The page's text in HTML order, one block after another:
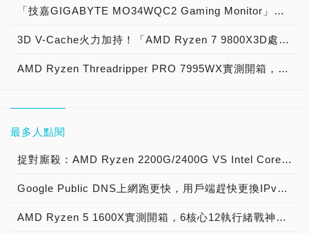
「技嘉GIGABYTE MO34WQC2 Gaming Monitor」產品開箱，「34吋 240Hz 2K QD-OLED」戰術級曲面電競顯示器！
3D V-Cache火力加持！「AMD Ryzen 7 9800X3D處理器」實測開箱，8核心16執行緒104MB快取「史上最強遊戲CPU」震撼登場！
AMD Ryzen Threadripper PRO 7995WX實測開箱，史上最強96核心192執行緒 採用sTR5/SP6腳位 對應TRX50、WRX90主機板 次世代 HEDT高階桌機處理器重裝上陣！
最多人點閱
捉對廝殺：AMD Ryzen 2200G/2400G VS Intel Core i3-8100/i5-8400
Google Public DNS上網跑更快，用戶端趕快更換IPv4 DNS設定8.8.8.8與8.8.4.4
AMD Ryzen 5 1600X實測開箱，6核心12執行緒戰神處理器再顯鋒芒！